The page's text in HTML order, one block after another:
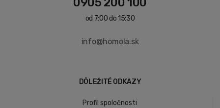
od 7:00 do 15:30
info@homola.sk
DÔLEŽITÉ ODKAZY
Profil spoločnosti